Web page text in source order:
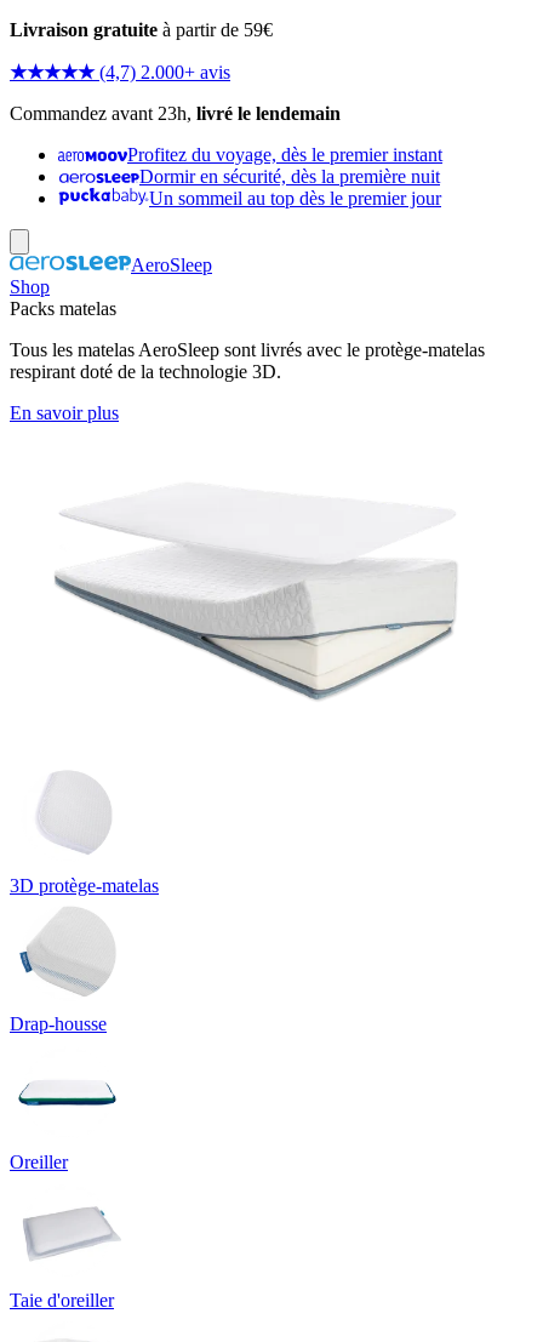
Livraison gratuite à partir de 59€
★★★★★ (4,7) 2.000+ avis
Commandez avant 23h, livré le lendemain
Profitez du voyage, dès le premier instant
Dormir en sécurité, dès la première nuit
Un sommeil au top dès le premier jour
AeroSleep
Shop
Packs matelas
Tous les matelas AeroSleep sont livrés avec le protège-matelas
respirant doté de la technologie 3D.
En savoir plus
3D protège-matelas
Drap-housse
Oreiller
Taie d'oreiller